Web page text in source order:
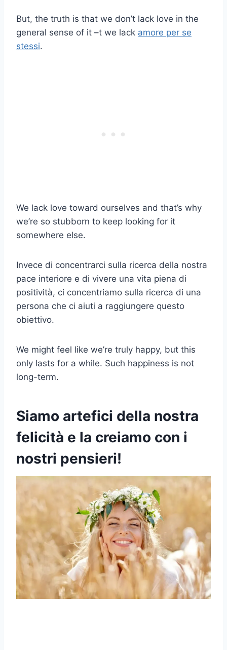
But, the truth is that we don’t lack love in the
general sense of it –t we lack amore per se
stessi.
We lack love toward ourselves and that’s why
we’re so stubborn to keep looking for it
somewhere else.
Invece di concentrarci sulla ricerca della nostra
pace interiore e di vivere una vita piena di
positività, ci concentriamo sulla ricerca di una
persona che ci aiuti a raggiungere questo
obiettivo.
We might feel like we’re truly happy, but this
only lasts for a while. Such happiness is not
long-term.
Siamo artefici della nostra
felicità e la creiamo con i
nostri pensieri!